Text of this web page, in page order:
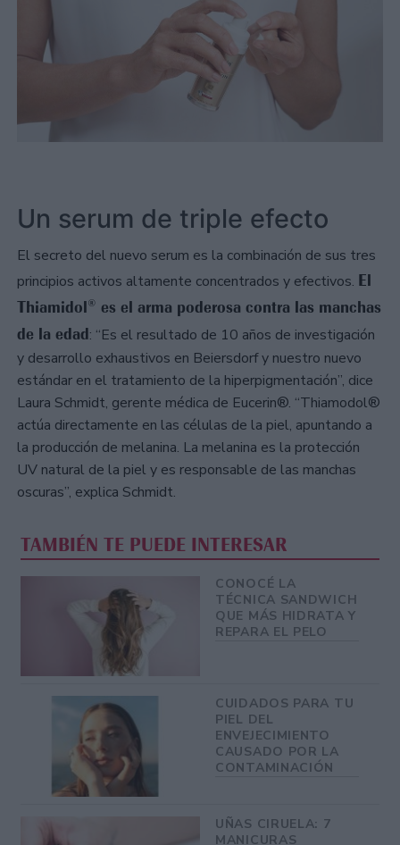
Un serum de triple efecto
El secreto del nuevo serum es la combinación de sus tres
principios activos altamente concentrados y efectivos. El
Thiamidol® es el arma poderosa contra las manchas
de la edad: “Es el resultado de 10 años de investigación
y desarrollo exhaustivos en Beiersdorf y nuestro nuevo
estándar en el tratamiento de la hiperpigmentación”, dice
Laura Schmidt, gerente médica de Eucerin®. “Thiamodol®
actúa directamente en las células de la piel, apuntando a
la producción de melanina. La melanina es la protección
UV natural de la piel y es responsable de las manchas
oscuras”, explica Schmidt.
TAMBIÉN TE PUEDE INTERESAR
CONOCÉ LA
TÉCNICA SANDWICH
QUE MÁS HIDRATA Y
REPARA EL PELO
CUIDADOS PARA TU
PIEL DEL
ENVEJECIMIENTO
CAUSADO POR LA
CONTAMINACIÓN
UÑAS CIRUELA: 7
MANICURAS